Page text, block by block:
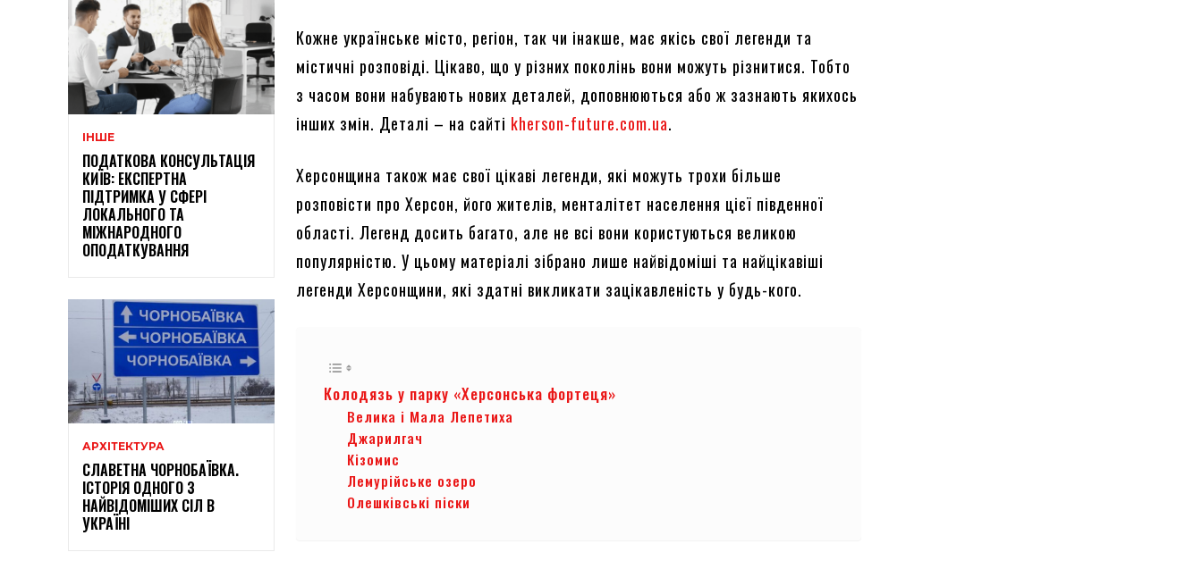
ІНШЕ
ПОДАТКОВА КОНСУЛЬТАЦІЯ
КИЇВ: ЕКСПЕРТНА
ПІДТРИМКА У СФЕРІ
ЛОКАЛЬНОГО ТА
МІЖНАРОДНОГО
ОПОДАТКУВАННЯ
АРХІТЕКТУРА
СЛАВЕТНА ЧОРНОБАЇВКА.
ІСТОРІЯ ОДНОГО З
НАЙВІДОМІШИХ СІЛ В
УКРАЇНІ
Кожне українське місто, регіон, так чи інакше, має якісь свої легенди та
містичні розповіді. Цікаво, що у різних поколінь вони можуть різнитися. Тобто
з часом вони набувають нових деталей, доповнюються або ж зазнають якихось
інших змін. Деталі – на сайті kherson-future.com.ua.
Херсонщина також має свої цікаві легенди, які можуть трохи більше
розповісти про Херсон, його жителів, менталітет населення цієї південної
області. Легенд досить багато, але не всі вони користуються великою
популярністю. У цьому матеріалі зібрано лише найвідоміші та найцікавіші
легенди Херсонщини, які здатні викликати зацікавленість у будь-кого.
Колодязь у парку «Херсонська фортеця»
Велика і Мала Лепетиха
Джарилгач
Кізомис
Лемурійське озеро
Олешківські піски